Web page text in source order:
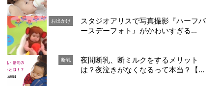
お出かけ
スタジオアリスで写真撮影『ハーフバ
ースデーフォト』がかわいすぎる...
断乳
夜間断乳、断ミルクをするメリット
は？夜泣きがなくなるって本当？【...